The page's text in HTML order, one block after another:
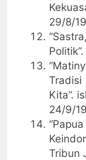
29/8/
Tradisi
Kita”.
24/9/
Tribun